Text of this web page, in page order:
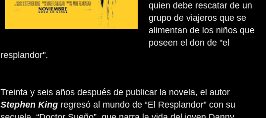
quien debe rescatar de un
grupo de viajeros que se
alimentan de los niños que
poseen el don de "el
resplandor".
Treinta y seis años después de publicar la novela, el autor
Stephen King regresó al mundo de “El Resplandor” con su